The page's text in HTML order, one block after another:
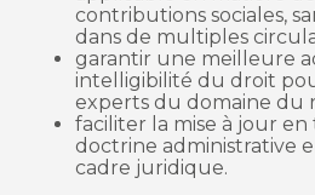
contributions sociales,
dans de multiples
garantir une meilleure
intelligibilité du droit
experts du domaine du
faciliter la mise à jour
doctrine administrative
cadre juridique.